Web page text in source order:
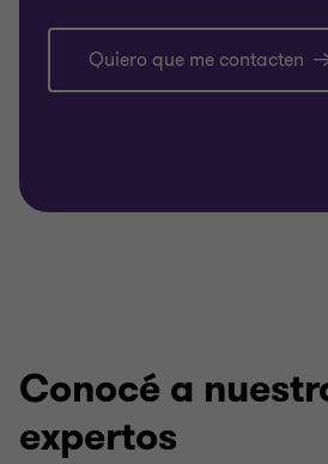
Quiero que me contacten
Conocé a
expertos